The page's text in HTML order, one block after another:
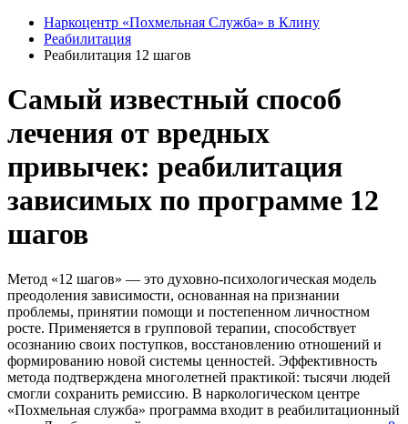
Наркоцентр «Похмельная Служба» в Клину
Реабилитация
Реабилитация 12 шагов
Самый известный способ
лечения от вредных
привычек: реабилитация
зависимых по программе 12
шагов
Метод «12 шагов» — это духовно-психологическая модель
преодоления зависимости, основанная на признании
проблемы, принятии помощи и постепенном личностном
росте. Применяется в групповой терапии, способствует
осознанию своих поступков, восстановлению отношений и
формированию новой системы ценностей. Эффективность
метода подтверждена многолетней практикой: тысячи людей
смогли сохранить ремиссию. В наркологическом центре
«Похмельная служба» программа входит в реабилитационный